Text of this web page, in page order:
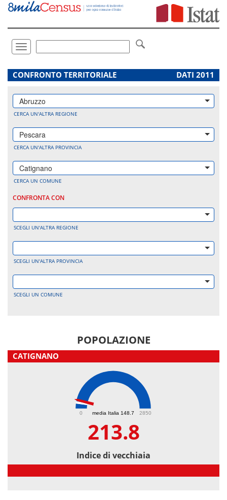
Vai
direttamente
Toggle
navigation
.
CONFRONTO TERRITORIALE DATI 2011
Abruzzo
CERCA UN'ALTRA REGIONE
Pescara
CERCA UN'ALTRA PROVINCIA
Catignano
CERCA UN COMUNE
CONFRONTA CON
SCEGLI UN'ALTRA REGIONE
SCEGLI UN'ALTRA PROVINCIA
SCEGLI UN COMUNE
POPOLAZIONE
CATIGNANO
media Italia 148.7
0 2850
213.8
Indice di vecchiaia